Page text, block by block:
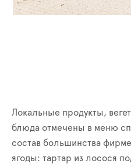
Локальные продукты,
блюда отмечены в меню
состав большинства
ягоды: тартар из лосося